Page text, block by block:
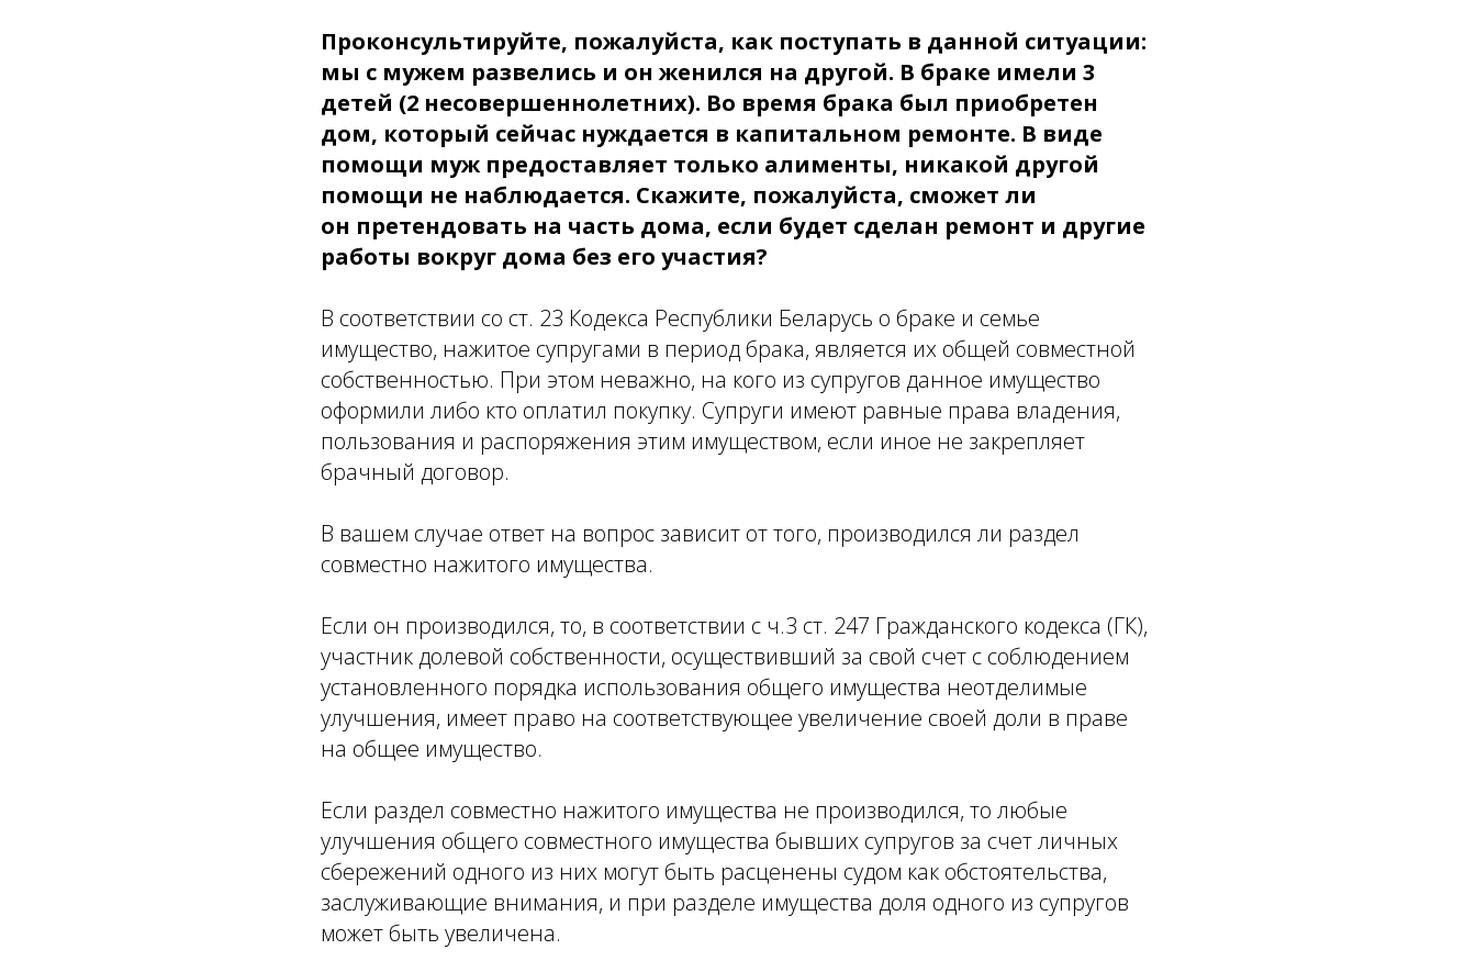
Проконсультируйте, пожалуйста, как поступать в данной ситуации:
мы с мужем развелись и он женился на другой. В браке имели 3
детей (2 несовершеннолетних). Во время брака был приобретен
дом, который сейчас нуждается в капитальном ремонте. В виде
помощи муж предоставляет только алименты, никакой другой
помощи не наблюдается. Скажите, пожалуйста, сможет ли
он претендовать на часть дома, если будет сделан ремонт и другие
работы вокруг дома без его участия?
В соответствии со ст. 23 Кодекса Республики Беларусь о браке и семье
имущество, нажитое супругами в период брака, является их общей совместной
собственностью. При этом неважно, на кого из супругов данное имущество
оформили либо кто оплатил покупку. Супруги имеют равные права владения,
пользования и распоряжения этим имуществом, если иное не закрепляет
брачный договор.
В вашем случае ответ на вопрос зависит от того, производился ли раздел
совместно нажитого имущества.
Если он производился, то, в соответствии с ч.3 ст. 247 Гражданского кодекса (ГК),
участник долевой собственности, осуществивший за свой счет с соблюдением
установленного порядка использования общего имущества неотделимые
улучшения, имеет право на соответствующее увеличение своей доли в праве
на общее имущество.
Если раздел совместно нажитого имущества не производился, то любые
улучшения общего совместного имущества бывших супругов за счет личных
сбережений одного из них могут быть расценены судом как обстоятельства,
заслуживающие внимания, и при разделе имущества доля одного из супругов
может быть увеличена.